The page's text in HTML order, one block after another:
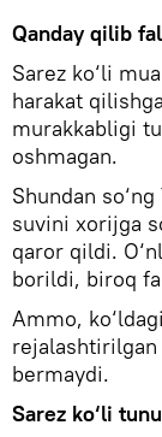
Qanday qilib
Sarez ko‘li
harakat
murakkabligi
oshmagan.
Shundan
suvini xorijga
qaror qildi.
borildi, biroq
Ammo,
rejalashtirilgan
bermaydi.
Sarez ko‘li